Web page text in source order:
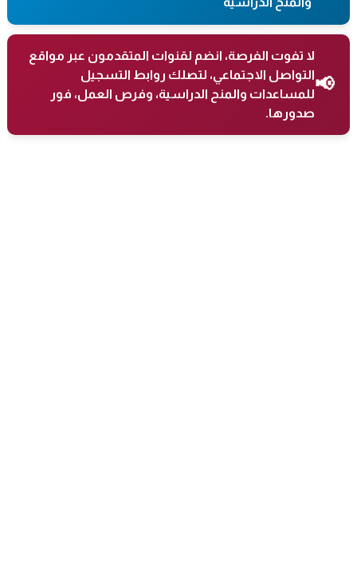
📢
لا تفوت الفرصة، انضم لقنوات المتقدمون عبر مواقع
التواصل الاجتماعي، لتصلك روابط التسجيل
للمساعدات والمنح الدراسية، وفرص العمل، فور
صدورها.